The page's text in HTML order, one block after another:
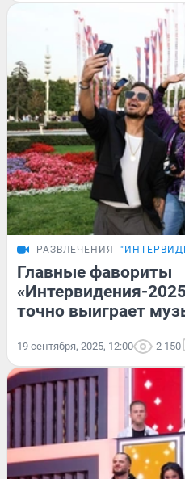
РАЗВЛЕЧЕНИЯ
Главные фавориты
«Интервидения-
точно выиграет
19 сентября, 2025, 12:00 2 150